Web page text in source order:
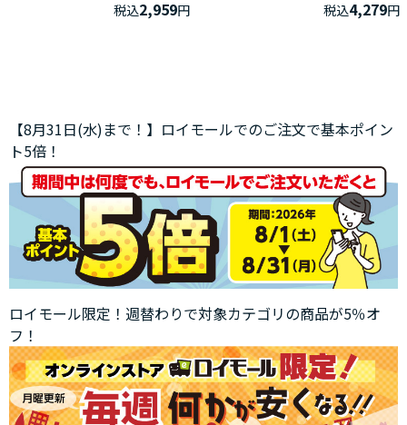
税込2,959円
税込4,279円
【8月31日(水)まで！】ロイモールでのご注文で基本ポイン
ト5倍！
ロイモール限定！週替わりで対象カテゴリの商品が5％オ
フ！